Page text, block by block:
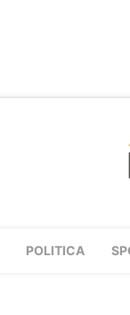
POLITICA